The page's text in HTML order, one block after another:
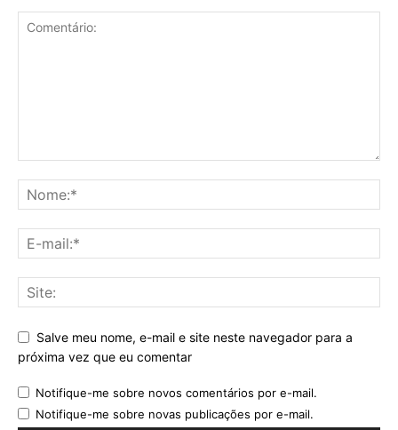
Salve meu nome, e-mail e site neste navegador para a
próxima vez que eu comentar
Notifique-me sobre novos comentários por e-mail.
Notifique-me sobre novas publicações por e-mail.